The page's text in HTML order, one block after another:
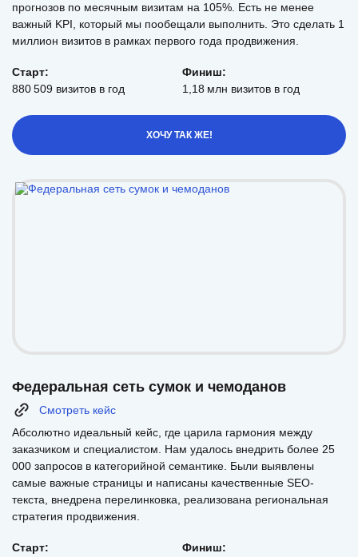
прогнозов по месячным визитам на 105%. Есть не менее
важный KPI, который мы пообещали выполнить. Это сделать 1
миллион визитов в рамках первого года продвижения.
Старт:
880 509 визитов в год
Финиш:
1,18 млн визитов в год
ХОЧУ ТАК ЖЕ!
Федеральная сеть сумок и чемоданов
Смотреть кейс
Абсолютно идеальный кейс, где царила гармония между
заказчиком и специалистом. Нам удалось внедрить более 25
000 запросов в категорийной семантике. Были выявлены
самые важные страницы и написаны качественные SEO-
текста, внедрена перелинковка, реализована региональная
стратегия продвижения.
Старт:
Финиш: